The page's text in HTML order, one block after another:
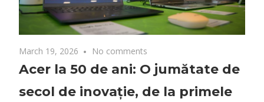
March 19, 2026 No comments
Acer la 50 de ani: O jumătate de
secol de inovație, de la primele